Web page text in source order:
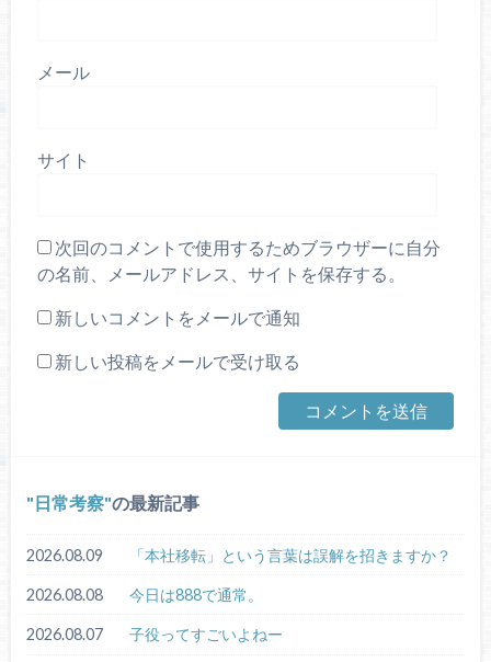
メール
サイト
次回のコメントで使用するためブラウザーに自分
の名前、メールアドレス、サイトを保存する。
新しいコメントをメールで通知
新しい投稿をメールで受け取る
日常考察 の最新記事
2026.08.09 「本社移転」という言葉は誤解を招きますか？
2026.08.08 今日は888で通常。
2026.08.07 子役ってすごいよねー